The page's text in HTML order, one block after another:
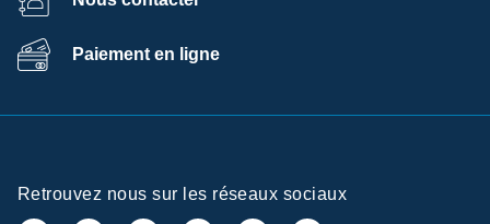
Paiement en ligne
Retrouvez nous sur les réseaux sociaux